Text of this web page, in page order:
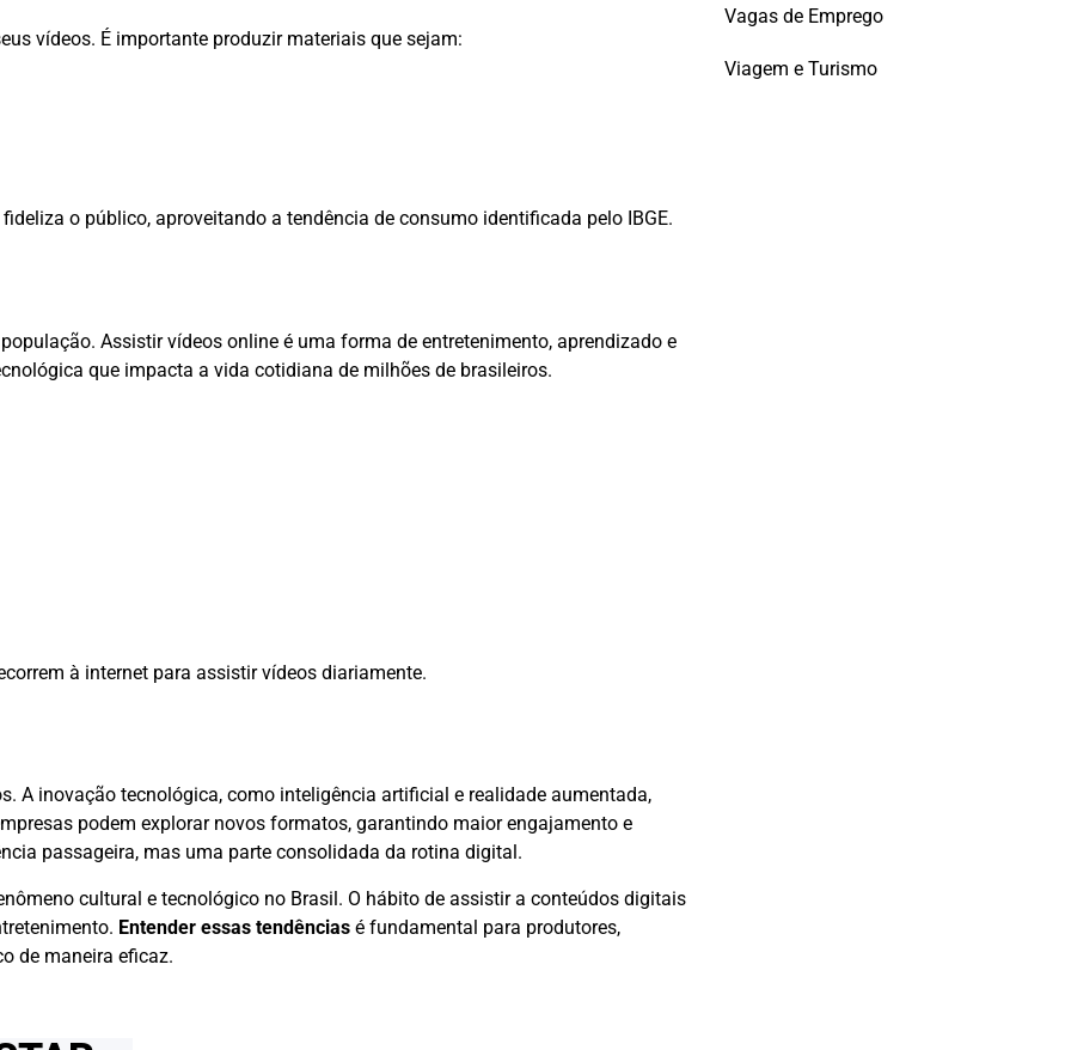
vídeos. É importante produzir materiais que sejam:
o público, aproveitando a tendência de consumo identificada pelo IBGE.
Assistir vídeos online é uma forma de entretenimento, aprendizado e
que impacta a vida cotidiana de milhões de brasileiros.
à internet para assistir vídeos diariamente.
A inovação tecnológica, como inteligência artificial e realidade aumentada,
podem explorar novos formatos, garantindo maior engajamento e
passageira, mas uma parte consolidada da rotina digital.
cultural e tecnológico no Brasil. O hábito de assistir a conteúdos digitais
Entender essas tendências é fundamental para produtores,
de maneira eficaz.
Vagas de Emprego
Viagem e Turismo